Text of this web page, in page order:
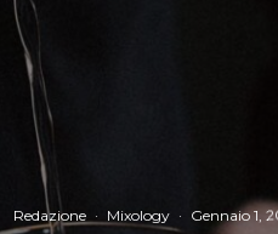
Redazione · Mixology · Gennaio 1,